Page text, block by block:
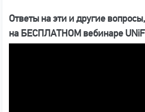
Ответы на эти и другие
на БЕСПЛАТНОМ вебинаре UNiF